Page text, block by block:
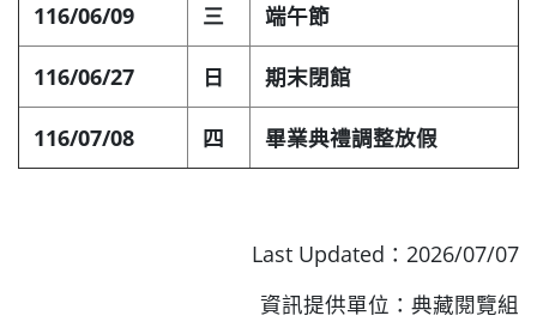
116/06/09 三 端午節
116/06/27 日 期末閉館
116/07/08 四 畢業典禮調整放假
Last Updated：2026/07/07
資訊提供單位：典藏閱覽組